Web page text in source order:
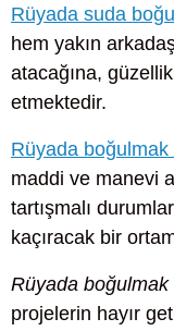
Rüyada suda
hem yakın
atacağına,
etmektedir.
Rüyada
maddi ve manevi
tartışmalı
kaçıracak bir
Rüyada
projelerin hayır